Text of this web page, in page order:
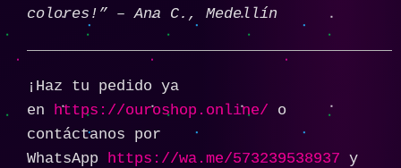
colores!” – Ana C., Medellín
¡Haz tu pedido ya
en
https://ouroshop.online/ o
contáctanos por
WhatsApp
https://wa.me/573239538937 y